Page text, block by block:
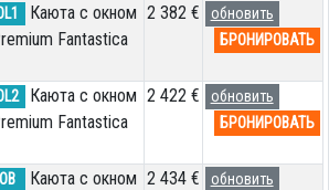
Каюта с окном
Fantastica
2 382 €
обновить
БРОНИРОВАТЬ
Каюта с окном
Fantastica
2 422 €
обновить
БРОНИРОВАТЬ
OB
Каюта с окном 2 434 €
обновить